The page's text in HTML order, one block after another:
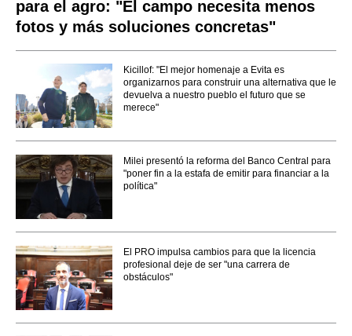
para el agro: "El campo necesita menos
fotos y más soluciones concretas"
Kicillof: "El mejor homenaje a Evita es
organizarnos para construir una alternativa que le
devuelva a nuestro pueblo el futuro que se
merece"
Milei presentó la reforma del Banco Central para
"poner fin a la estafa de emitir para financiar a la
política"
El PRO impulsa cambios para que la licencia
profesional deje de ser "una carrera de
obstáculos"